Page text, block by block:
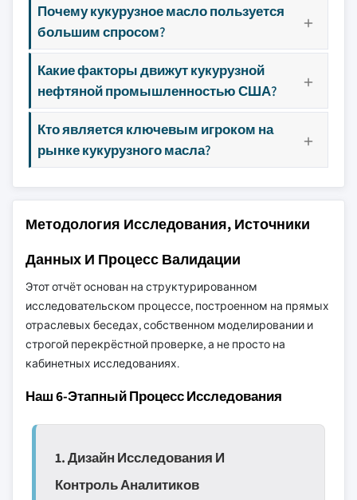
Почему кукурузное масло пользуется
большим спросом?
Какие факторы движут кукурузной
нефтяной промышленностью США?
Кто является ключевым игроком на
рынке кукурузного масла?
Методология Исследования, Источники
Данных И Процесс Валидации
Этот отчёт основан на структурированном
исследовательском процессе, построенном на прямых
отраслевых беседах, собственном моделировании и
строгой перекрёстной проверке, а не просто на
кабинетных исследованиях.
Наш 6-Этапный Процесс Исследования
1. Дизайн Исследования И
Контроль Аналитиков